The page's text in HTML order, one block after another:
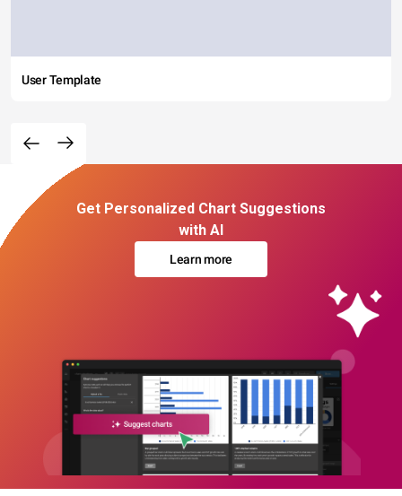
User Template
Get Personalized Chart Suggestions
with AI
Learn more